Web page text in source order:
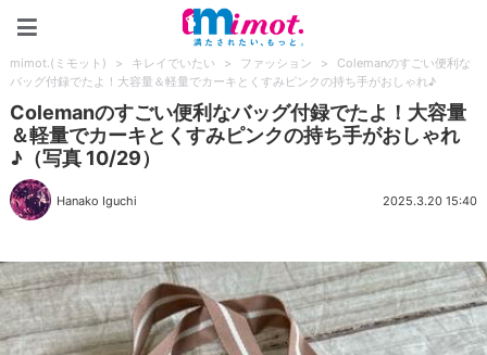
mimot.(ミモット) > キレイでいたい > ファッション >
Colemanのすごい便利な
バッグ付録でたよ！大容量＆軽量でカーキとくすみピンクの持ち手がおしゃれ♪
Colemanのすごい便利なバッグ付録でたよ！大容量
＆軽量でカーキとくすみピンクの持ち手がおしゃれ
♪（写真 10/29）
Hanako Iguchi 2025.3.20 15:40